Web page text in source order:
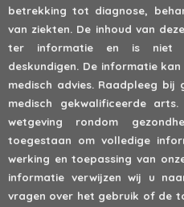
betrekking tot diagnose,
van ziekten. De inhoud van
ter informatie en is niet
deskundigen. De informatie
medisch advies. Raadpleeg bij
medisch gekwalificeerde
wetgeving rondom
toegestaan om volledige
werking en toepassing van
informatie verwijzen wij u
vragen over het gebruik of de